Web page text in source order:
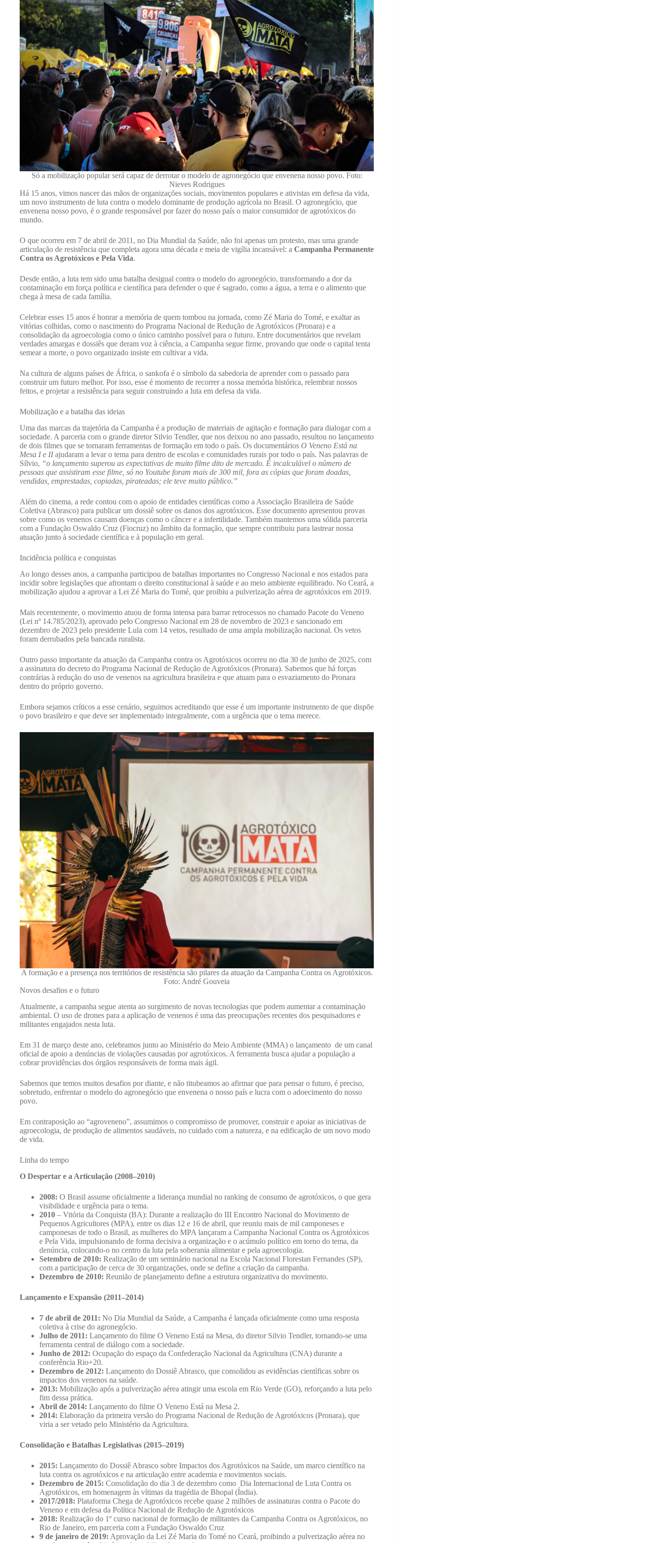
Só a mobilização popular será capaz de derrotar o modelo de agronegócio que envenena nosso povo. Foto:
Nieves Rodrigues
Há 15 anos, vimos nascer das mãos de organizações sociais, movimentos populares e ativistas em defesa da vida,
um novo instrumento de luta contra o modelo dominante de produção agrícola no Brasil. O agronegócio, que
envenena nosso povo, é o grande responsável por fazer do nosso país o maior consumidor de agrotóxicos do
mundo.
O que ocorreu em 7 de abril de 2011, no Dia Mundial da Saúde, não foi apenas um protesto, mas uma grande
articulação de resistência que completa agora uma década e meia de vigília incansável: a Campanha Permanente
Contra os Agrotóxicos e Pela Vida.
Desde então, a luta tem sido uma batalha desigual contra o modelo do agronegócio, transformando a dor da
contaminação em força política e científica para defender o que é sagrado, como a água, a terra e o alimento que
chega à mesa de cada família.
Celebrar esses 15 anos é honrar a memória de quem tombou na jornada, como Zé Maria do Tomé, e exaltar as
vitórias colhidas, como o nascimento do Programa Nacional de Redução de Agrotóxicos (Pronara) e a
consolidação da agroecologia como o único caminho possível para o futuro. Entre documentários que revelam
verdades amargas e dossiês que deram voz à ciência, a Campanha segue firme, provando que onde o capital tenta
semear a morte, o povo organizado insiste em cultivar a vida.
Na cultura de alguns países de África, o sankofa é o símbolo da sabedoria de aprender com o passado para
construir um futuro melhor. Por isso, esse é momento de recorrer a nossa memória histórica, relembrar nossos
feitos, e projetar a resistência para seguir construindo a luta em defesa da vida.
Mobilização e a batalha das ideias
Uma das marcas da trajetória da Campanha é a produção de materiais de agitação e formação para dialogar com a
sociedade. A parceria com o grande diretor Silvio Tendler, que nos deixou no ano passado, resultou no lançamento
de dois filmes que se tornaram ferramentas de formação em todo o país. Os documentários O Veneno Está na
Mesa I e IIajudaram a levar o tema para dentro de escolas e comunidades rurais por todo o país. Nas palavras de
Sílvio, “o lançamento superou as expectativas de muito filme dito de mercado. É incalculável o número de
pessoas que assistiram esse filme, só no Youtube foram mais de 300 mil, fora as cópias que foram doadas,
vendidas, emprestadas, copiadas, pirateadas; ele teve muito público.”
Além do cinema, a rede contou com o apoio de entidades científicas como a Associação Brasileira de Saúde
Coletiva (Abrasco) para publicar um dossiê sobre os danos dos agrotóxicos. Esse documento apresentou provas
sobre como os venenos causam doenças como o câncer e a infertilidade. Também mantemos uma sólida parceria
com a Fundação Oswaldo Cruz (Fiocruz) no âmbito da formação, que sempre contribuiu para lastrear nossa
atuação junto à sociedade científica e à população em geral.
Incidência política e conquistas
Ao longo desses anos, a campanha participou de batalhas importantes no Congresso Nacional e nos estados para
incidir sobre legislações que afrontam o direito constitucional à saúde e ao meio ambiente equilibrado. No Ceará, a
mobilização ajudou a aprovar a Lei Zé Maria do Tomé, que proibiu a pulverização aérea de agrotóxicos em 2019.
Mais recentemente, o movimento atuou de forma intensa para barrar retrocessos no chamado Pacote do Veneno
(Lei nº 14.785/2023), aprovado pelo Congresso Nacional em 28 de novembro de 2023 e sancionado em
dezembro de 2023 pelo presidente Lula com 14 vetos, resultado de uma ampla mobilização nacional. Os vetos
foram derrubados pela bancada ruralista.
Outro passo importante da atuação da Campanha contra os Agrotóxicos ocorreu no dia 30 de junho de 2025, com
a assinatura do decreto do Programa Nacional de Redução de Agrotóxicos (Pronara). Sabemos que há forças
contrárias à redução do uso de venenos na agricultura brasileira e que atuam para o esvaziamento do Pronara
dentro do próprio governo.
Embora sejamos críticos a esse cenário, seguimos acreditando que esse é um importante instrumento de que dispõe
o povo brasileiro e que deve ser implementado integralmente, com a urgência que o tema merece.
A formação e a presença nos territórios de resistência são pilares da atuação da Campanha Contra os Agrotóxicos.
Foto: André Gouveia
Novos desafios e o futuro
Atualmente, a campanha segue atenta ao surgimento de novas tecnologias que podem aumentar a contaminação
ambiental. O uso de drones para a aplicação de venenos é uma das preocupações recentes dos pesquisadores e
militantes engajados nesta luta.
Em 31 de março deste ano, celebramos junto ao Ministério do Meio Ambiente (MMA) o lançamento de um canal
oficial de apoio a denúncias de violações causadas por agrotóxicos. A ferramenta busca ajudar a população a
cobrar providências dos órgãos responsáveis de forma mais ágil.
Sabemos que temos muitos desafios por diante, e não titubeamos ao afirmar que para pensar o futuro, é preciso,
sobretudo, enfrentar o modelo do agronegócio que envenena o nosso país e lucra com o adoecimento do nosso
povo.
Em contraposição ao “agroveneno”, assumimos o compromisso de promover, construir e apoiar as iniciativas de
agroecologia, de produção de alimentos saudáveis, no cuidado com a natureza, e na edificação de um novo modo
de vida.
Linha do tempo
O Despertar e a Articulação (2008–2010)
2008: O Brasil assume oficialmente a liderança mundial no ranking de consumo de agrotóxicos, o que gera
visibilidade e urgência para o tema.
2010 – Vitória da Conquista (BA): Durante a realização do III Encontro Nacional do Movimento de
Pequenos Agricultores (MPA), entre os dias 12 e 16 de abril, que reuniu mais de mil camponeses e
camponesas de todo o Brasil, as mulheres do MPA lançaram a Campanha Nacional Contra os Agrotóxicos
e Pela Vida, impulsionando de forma decisiva a organização e o acúmulo político em torno do tema, da
denúncia, colocando-o no centro da luta pela soberania alimentar e pela agroecologia.
Setembro de 2010: Realização de um seminário nacional na Escola Nacional Florestan Fernandes (SP),
com a participação de cerca de 30 organizações, onde se define a criação da campanha.
Dezembro de 2010: Reunião de planejamento define a estrutura organizativa do movimento.
Lançamento e Expansão (2011–2014)
7 de abril de 2011: No Dia Mundial da Saúde, a Campanha é lançada oficialmente como uma resposta
coletiva à crise do agronegócio.
Julho de 2011: Lançamento do filme O Veneno Está na Mesa, do diretor Silvio Tendler, tornando-se uma
ferramenta central de diálogo com a sociedade.
Junho de 2012: Ocupação do espaço da Confederação Nacional da Agricultura (CNA) durante a
conferência Rio+20.
Dezembro de 2012: Lançamento do Dossiê Abrasco, que consolidou as evidências científicas sobre os
impactos dos venenos na saúde.
2013: Mobilização após a pulverização aérea atingir uma escola em Rio Verde (GO), reforçando a luta pelo
fim dessa prática.
Abril de 2014: Lançamento do filme O Veneno Está na Mesa 2.
2014: Elaboração da primeira versão do Programa Nacional de Redução de Agrotóxicos (Pronara), que
viria a ser vetado pelo Ministério da Agricultura.
Consolidação e Batalhas Legislativas (2015–2019)
2015: Lançamento do Dossiê Abrasco sobre Impactos dos Agrotóxicos na Saúde, um marco científico na
luta contra os agrotóxicos e na articulação entre academia e movimentos sociais.
Dezembro de 2015: Consolidação do dia 3 de dezembro como Dia Internacional de Luta Contra os
Agrotóxicos, em homenagem às vítimas da tragédia de Bhopal (Índia).
2017/2018: Plataforma Chega de Agrotóxicos recebe quase 2 milhões de assinaturas contra o Pacote do
Veneno e em defesa da Política Nacional de Redução de Agrotóxicos
2018: Realização do 1º curso nacional de formação de militantes da Campanha Contra os Agrotóxicos, no
Rio de Janeiro, em parceria com a Fundação Oswaldo Cruz
9 de janeiro de 2019: Aprovação da Lei Zé Maria do Tomé no Ceará, proibindo a pulverização aérea no